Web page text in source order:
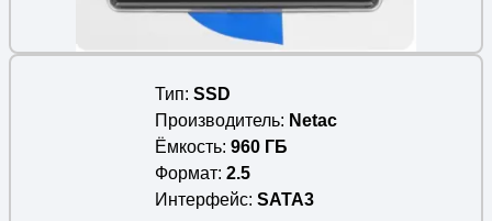
Тип SSD
Производитель
Netac
Ёмкость 960 ГБ
Формат 2.5
Интерфейс SATA3